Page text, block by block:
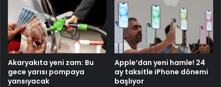
Akaryakıta yeni zam: Bu
gece yarısı pompaya
yansıyacak
Apple’dan yeni hamle! 24
ay taksitle iPhone dönemi
başlıyor